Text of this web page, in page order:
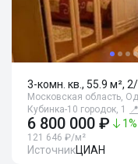
3-комн. кв., 55.9 м²,
Московская область,
Кубинка-10 городок, 1
📍
6 800 000 ₽ 1%
121 646 ₽/м²
ИсточникЦИАН